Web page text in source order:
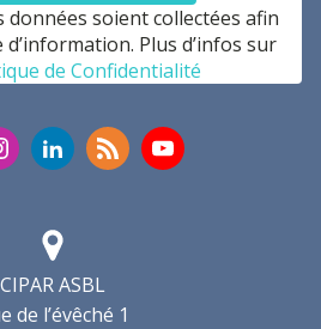
CIPAR ASBL
de l’évêché 1
données soient collectées afin
Plus d’infos sur
de Confidentialité